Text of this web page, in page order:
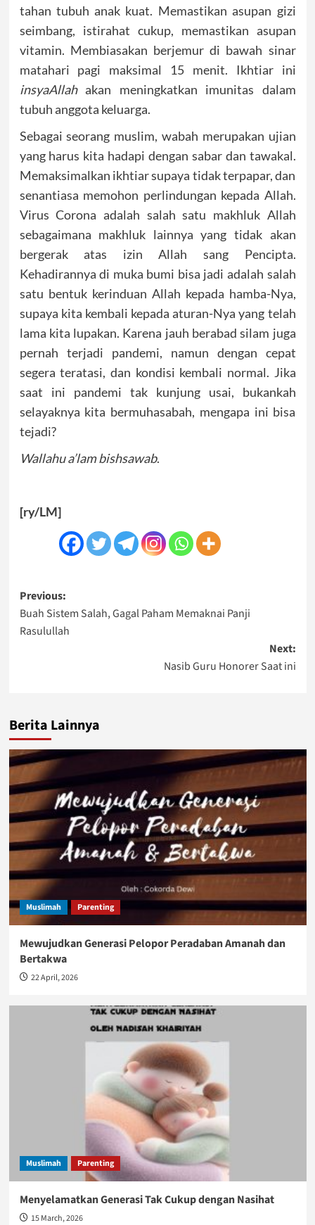
tahan tubuh anak kuat. Memastikan asupan gizi
seimbang, istirahat cukup, memastikan asupan
vitamin. Membiasakan berjemur di bawah sinar
matahari pagi maksimal 15 menit. Ikhtiar ini
insyaAllahakan meningkatkan imunitas dalam
tubuh anggota keluarga.
Sebagai seorang muslim, wabah merupakan ujian
yang harus kita hadapi dengan sabar dan tawakal.
Memaksimalkan ikhtiar supaya tidak terpapar, dan
senantiasa memohon perlindungan kepada Allah.
Virus Corona adalah salah satu makhluk Allah
sebagaimana makhluk lainnya yang tidak akan
bergerak atas izin Allah sang Pencipta.
Kehadirannya di muka bumi bisa jadi adalah salah
satu bentuk kerinduan Allah kepada hamba-Nya,
supaya kita kembali kepada aturan-Nya yang telah
lama kita lupakan. Karena jauh berabad silam juga
pernah terjadi pandemi, namun dengan cepat
segera teratasi, dan kondisi kembali normal. Jika
saat ini pandemi tak kunjung usai, bukankah
selayaknya kita bermuhasabah, mengapa ini bisa
tejadi?
Wallahu a’lam bishsawab.
[ry/LM]
Post
navigation
Previous:
Buah Sistem Salah, Gagal Paham Memaknai Panji
Rasulullah
Next:
Nasib Guru Honorer Saat ini
Berita Lainnya
Muslimah Parenting
Mewujudkan Generasi Pelopor Peradaban Amanah dan
Bertakwa
22 April, 2026
Muslimah Parenting
Menyelamatkan Generasi Tak Cukup dengan Nasihat
15 March, 2026